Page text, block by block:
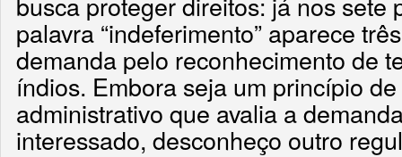
palavra “indeferimento” aparece
demanda pelo reconhecimento de
índios. Embora seja um princípio
administrativo que avalia a
interessado, desconheço outro